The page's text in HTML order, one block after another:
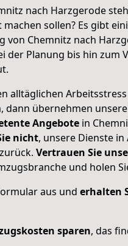
nach Harzgerode
machen sollen? Es gibt
von Chemnitz nach
der Planung bis hin zum
alltäglichen
dann übernehmen
Angebote in
nicht, unsere Dienste
Vertrauen Sie
und holen
aus und erhalten
sparen, das